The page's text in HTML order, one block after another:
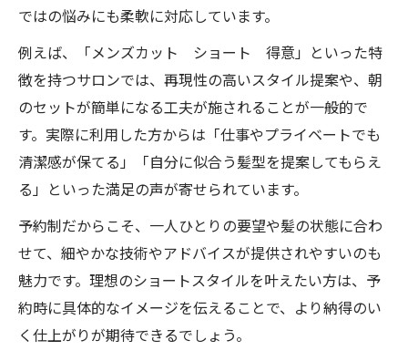
ではの悩みにも柔軟に対応しています。
例えば、「メンズカット ショート 得意」といった特
徴を持つサロンでは、再現性の高いスタイル提案や、朝
のセットが簡単になる工夫が施されることが一般的で
す。実際に利用した方からは「仕事やプライベートでも
清潔感が保てる」「自分に似合う髪型を提案してもらえ
る」といった満足の声が寄せられています。
予約制だからこそ、一人ひとりの要望や髪の状態に合わ
せて、細やかな技術やアドバイスが提供されやすいのも
魅力です。理想のショートスタイルを叶えたい方は、予
約時に具体的なイメージを伝えることで、より納得のい
く仕上がりが期待できるでしょう。